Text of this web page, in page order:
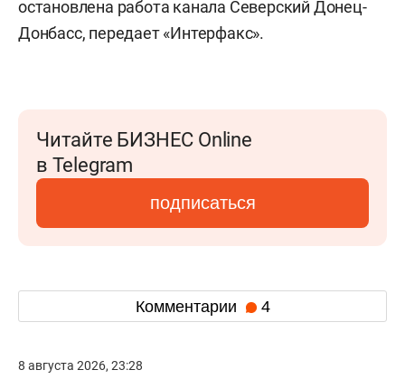
остановлена работа канала Северский Донец-
Донбасс, передает «Интерфакс».
Читайте БИЗНЕС Online
в Telegram
подписаться
Комментарии 4
8 августа 2026, 23:28